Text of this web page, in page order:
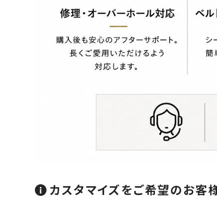
カスタマイズをご希望のお客